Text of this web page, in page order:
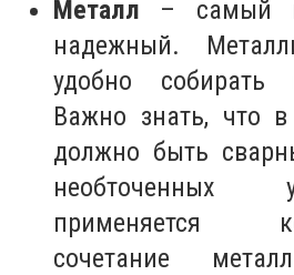
Металл – самый
надежный.
удобно собирать
Важно знать, что
должно быть
применяется
сочетание